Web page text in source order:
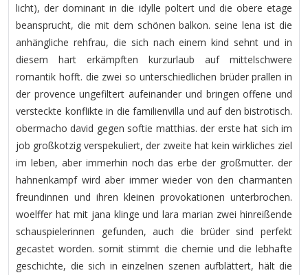
licht), der dominant in die idylle poltert und die obere etage
beansprucht, die mit dem schönen balkon. seine lena ist die
anhängliche rehfrau, die sich nach einem kind sehnt und in
diesem hart erkämpften kurzurlaub auf mittelschwere
romantik hofft. die zwei so unterschiedlichen brüder prallen in
der provence ungefiltert aufeinander und bringen offene und
versteckte konflikte in die familienvilla und auf den bistrotisch.
obermacho david gegen softie matthias. der erste hat sich im
job großkotzig verspekuliert, der zweite hat kein wirkliches ziel
im leben, aber immerhin noch das erbe der großmutter. der
hahnenkampf wird aber immer wieder von den charmanten
freundinnen und ihren kleinen provokationen unterbrochen.
woelffer hat mit jana klinge und lara marian zwei hinreißende
schauspielerinnen gefunden, auch die brüder sind perfekt
gecastet worden. somit stimmt die chemie und die lebhafte
geschichte, die sich in einzelnen szenen aufblättert, hält die